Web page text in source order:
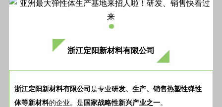
浙江定阳新材料有限公司
浙江定阳新材料有限公司 是专业研发、生产、销售热塑性弹性
体等新材料的企业。是 国家战略性新兴产业之一。